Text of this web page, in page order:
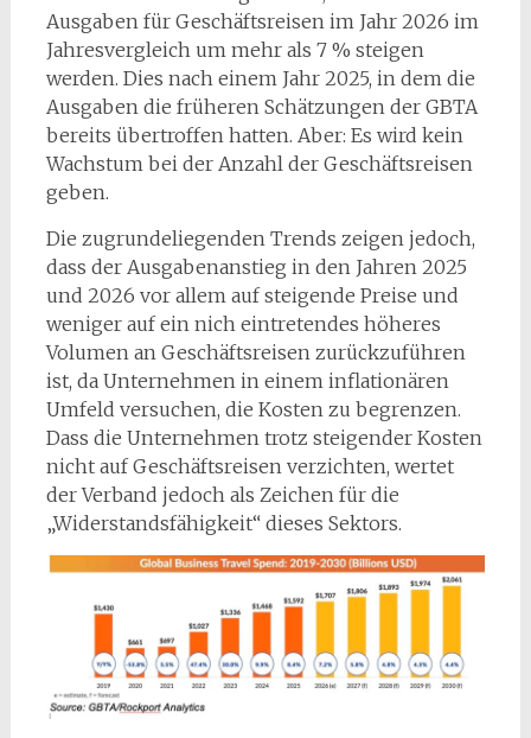
Ausgaben für Geschäftsreisen im Jahr 2026 im
Jahresvergleich um mehr als 7 % steigen
werden. Dies nach einem Jahr 2025, in dem die
Ausgaben die früheren Schätzungen der GBTA
bereits übertroffen hatten. Aber: Es wird kein
Wachstum bei der Anzahl der Geschäftsreisen
geben.
Die zugrundeliegenden Trends zeigen jedoch,
dass der Ausgabenanstieg in den Jahren 2025
und 2026 vor allem auf steigende Preise und
weniger auf ein nich eintretendes höheres
Volumen an Geschäftsreisen zurückzuführen
ist, da Unternehmen in einem inflationären
Umfeld versuchen, die Kosten zu begrenzen.
Dass die Unternehmen trotz steigender Kosten
nicht auf Geschäftsreisen verzichten, wertet
der Verband jedoch als Zeichen für die
„Widerstandsfähigkeit“ dieses Sektors.